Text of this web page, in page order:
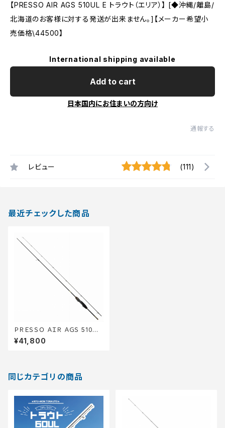
【PRESSO AIR AGS 510UL E トラウト（エリア）】 [◆沖縄/離島/
北海道のお客様に対する発送が出来ません。]【メーカー希望小
売価格\44500】
International shipping available
Add to cart
日本国内にお住まいの方向け
通報する
レビュー (111)
最近チェックした商品
ＰＲＥＳＳＯ ＡＩＲ ＡＧＳ 510Ｕ
Ｌ?Ｅ
¥41,800
同じカテゴリの商品